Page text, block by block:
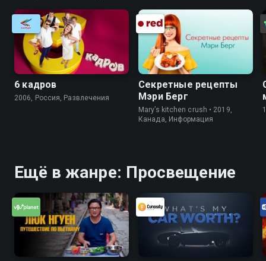
6 кадров
2006, Россия, Развлечения
Секретные рецепты
Мэри Берг
Mary’s kitchen crush • 2019,
Канада, Информация
Ещё в жанре: Просвещение